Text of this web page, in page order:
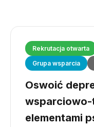
Rekrutacja otwarta
Grupa wsparcia
Oswoić
elementami